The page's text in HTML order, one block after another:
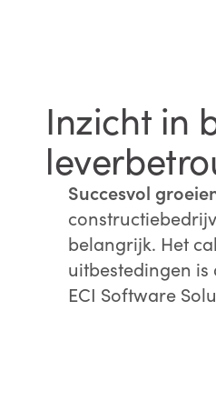
Inzicht in
Succesvol
belangrijk. Het
uitbestedingen
ECI Software